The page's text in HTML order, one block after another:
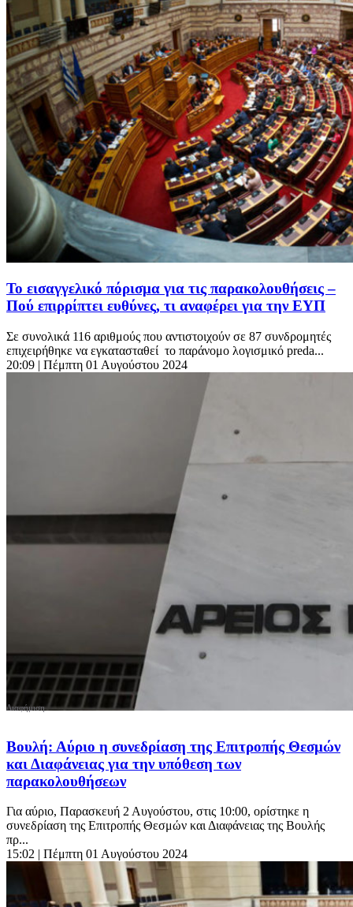
Το εισαγγελικό πόρισμα για τις παρακολουθήσεις –
Πού επιρρίπτει ευθύνες, τι αναφέρει για την ΕΥΠ
Σε συνολικά 116 αριθμούς που αντιστοιχούν σε 87 συνδρομητές
επιχειρήθηκε να εγκατασταθεί το παράνομο λογισμικό preda...
20:09 | Πέμπτη 01 Αυγούστου 2024
Βουλή: Αύριο η συνεδρίαση της Επιτροπής Θεσμών
και Διαφάνειας για την υπόθεση των
παρακολουθήσεων
Για αύριο, Παρασκευή 2 Αυγούστου, στις 10:00, ορίστηκε η
συνεδρίαση της Επιτροπής Θεσμών και Διαφάνειας της Βουλής
πρ...
15:02 | Πέμπτη 01 Αυγούστου 2024